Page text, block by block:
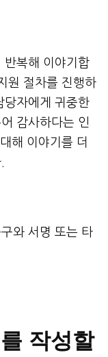
반복해 이야기합
원 절차를 진행하
당자에게 귀중한
감사하다는 인
해 이야기를 더
와 서명 또는 타
작성할